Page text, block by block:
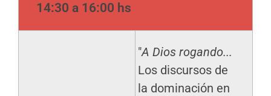
14:30 a 16:00 hs
"A Dios rogando...
Los discursos de
la dominación en